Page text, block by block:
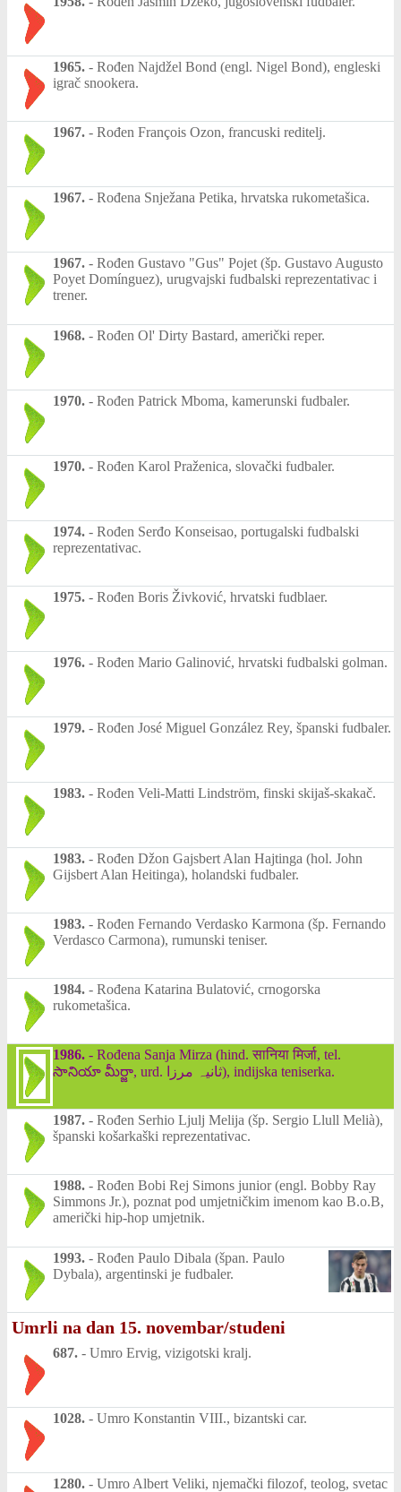
1965. - Rođen Najdžel Bond (engl. Nigel Bond), engleski
igrač snookera.
1967. - Rođen François Ozon, francuski reditelj.
1967. - Rođena Snježana Petika, hrvatska rukometašica.
1967. - Rođen Gustavo "Gus" Pojet (šp. Gustavo Augusto
Poyet Domínguez), urugvajski fudbalski reprezentativac i
trener.
1968. - Rođen Ol' Dirty Bastard, američki reper.
1970. - Rođen Patrick Mboma, kamerunski fudbaler.
1970. - Rođen Karol Praženica, slovački fudbaler.
1974. - Rođen Serđo Konseisao, portugalski fudbalski
reprezentativac.
1975. - Rođen Boris Živković, hrvatski fudblaer.
1976. - Rođen Mario Galinović, hrvatski fudbalski golman.
1979. - Rođen José Miguel González Rey, španski fudbaler.
1983. - Rođen Veli-Matti Lindström‎, finski skijaš-skakač.
1983. - Rođen Džon Gajsbert Alan Hajtinga (hol. John
Gijsbert Alan Heitinga), holandski fudbaler.
1983. - Rođen Fernando Verdasko Karmona (šp. Fernando
Verdasco Carmona), rumunski teniser.
1984. - Rođena Katarina Bulatović, crnogorska
rukometašica.
1986. - Rođena Sanja Mirza (hind. सानिया मिर्जा, tel.
సానియా మీర్జా, urd. ثانیہ مرزا), indijska teniserka.
1987. - Rođen Serhio Ljulj Melija (šp. Sergio Llull Melià),
španski košarkaški reprezentativac.
1988. - Rođen Bobi Rej Simons junior (engl. Bobby Ray
Simmons Jr.), poznat pod umjetničkim imenom kao B.o.B,
američki hip-hop umjetnik.
1993. - Rođen Paulo Dibala (špan. Paulo
Dybala), argentinski je fudbaler.
Umrli na dan 15. novembar/studeni
687. - Umro Ervig, vizigotski kralj.
1028. - Umro Konstantin VIII., bizantski car.
1280. - Umro Albert Veliki, njemački filozof, teolog, svetac